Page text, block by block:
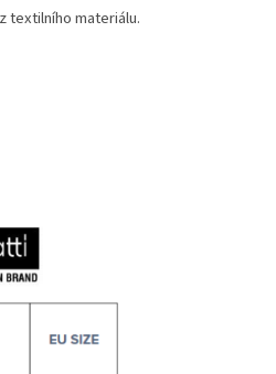
textilního materiálu.